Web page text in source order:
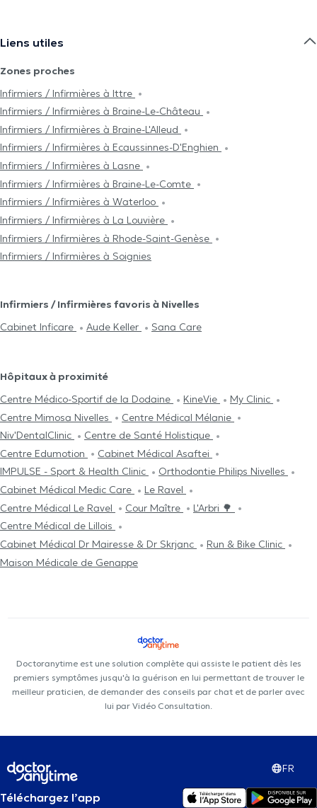
Liens utiles
Zones proches
Infirmiers / Infirmières à Ittre
Infirmiers / Infirmières à Braine-Le-Château
Infirmiers / Infirmières à Braine-L'Alleud
Infirmiers / Infirmières à Ecaussinnes-D'Enghien
Infirmiers / Infirmières à Lasne
Infirmiers / Infirmières à Braine-Le-Comte
Infirmiers / Infirmières à Waterloo
Infirmiers / Infirmières à La Louvière
Infirmiers / Infirmières à Rhode-Saint-Genèse
Infirmiers / Infirmières à Soignies
Infirmiers / Infirmières favoris à Nivelles
Cabinet Inficare
Aude Keller Sana Care
Hôpitaux à proximité
Centre Médico-Sportif de la Dodaine
KineVie
My Clinic
Centre Mimosa Nivelles
Centre Médical Mélanie
Niv'DentalClinic
Centre de Santé Holistique
Centre Edumotion
Cabinet Médical Asaftei
IMPULSE - Sport & Health Clinic
Orthodontie Philips Nivelles
Cabinet Médical Medic Care
Le Ravel
Centre Médical Le Ravel
Cour Maître
L'Arbri 🌳
Centre Médical de Lillois
Cabinet Médical Dr Mairesse & Dr Skrjanc
Run & Bike Clinic
Maison Médicale de Genappe
Doctoranytime est une solution complète qui assiste le patient dès les
premiers symptômes jusqu'à la guérison en lui permettant de trouver le
meilleur praticien, de demander des conseils par chat et de parler avec
lui par Vidéo Consultation.
FR
Téléchargez l’app